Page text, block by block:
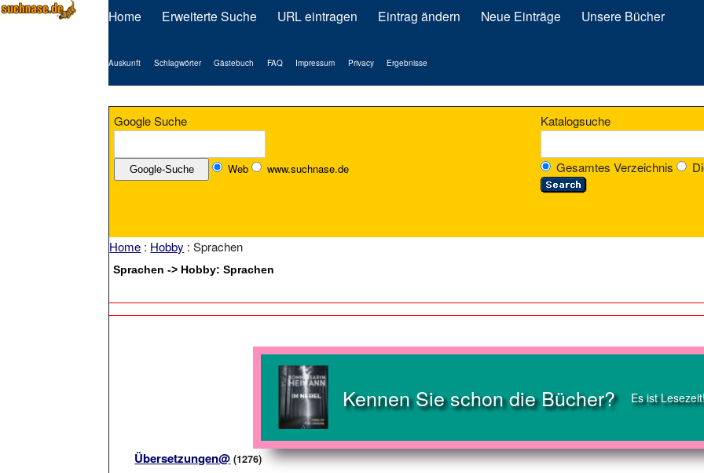
Home Erweiterte Suche URL eintragen Eintrag ändern Neue Einträge Unsere Bücher
Auskunft Schlagwörter Gästebuch FAQ Impressum Privacy Ergebnisse
Google Suche
Web www.suchnase.de
Katalogsuche
Gesamtes Verzeichnis
Home : Hobby : Sprachen
Sprachen -> Hobby: Sprachen
Kennen Sie schon die Bücher? Es ist
Übersetzungen@ (1276)